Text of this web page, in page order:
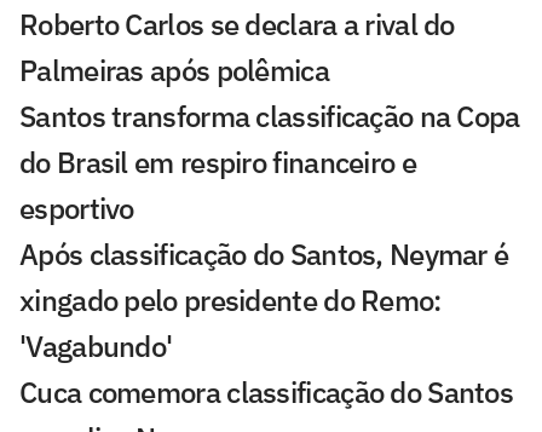
Roberto Carlos se declara a rival do
Palmeiras após polêmica
Santos transforma classificação na Copa
do Brasil em respiro financeiro e
esportivo
Após classificação do Santos, Neymar é
xingado pelo presidente do Remo:
'Vagabundo'
Cuca comemora classificação do Santos